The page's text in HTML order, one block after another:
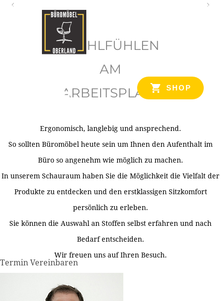
SHOP
WOHLFÜHLEN
AM
ARBEITSPLATZ
Ergonomisch, langlebig und ansprechend.
So sollten Büromöbel heute sein um Ihnen den Aufenthalt im
Büro so angenehm wie möglich zu machen.
In unserem Schauraum haben Sie die Möglichkeit die Vielfalt der
Produkte zu entdecken und den erstklassigen Sitzkomfort
persönlich zu erleben.
Sie können die Auswahl an Stoffen selbst erfahren und nach
Bedarf entscheiden.
Wir freuen uns auf Ihren Besuch.
Termin Vereinbaren